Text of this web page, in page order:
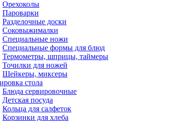
Орехоколы
Пароварки
Разделочные доски
Соковыжималки
Специальные ножи
Специальные формы для блюд
Термометры, шприцы, таймеры
Точилки для ножей
Шейкеры, миксеры
стола
Блюда сервировочные
Детская посуда
Кольца для салфеток
Корзинки для хлеба